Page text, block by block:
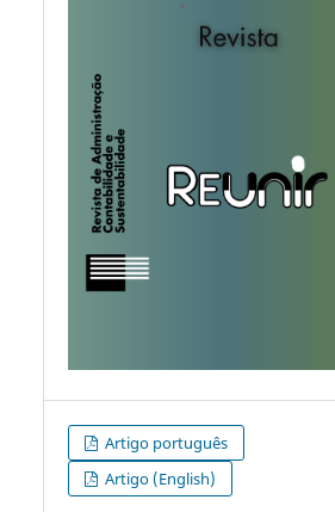
Artigo português
Artigo (English)